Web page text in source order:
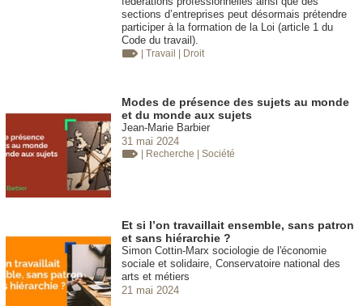
sections d’entreprises peut désormais prétendre
participer à la formation de la Loi (article 1 du
Code du travail).
| Travail | Droit
Modes de présence des sujets au monde
et du monde aux sujets
Jean-Marie Barbier
31 mai 2024
| Recherche | Société
Et si l’on travaillait ensemble, sans patron
et sans hiérarchie ?
Simon Cottin-Marx sociologie de l'économie
sociale et solidaire, Conservatoire national des
arts et métiers
21 mai 2024